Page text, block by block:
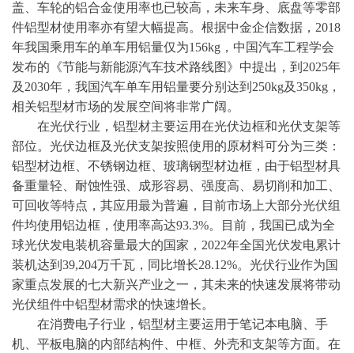
盖、车轮的铝合金使用率也已较高，未来车身、底盘等零部
件铝型材使用率亦有望大幅提高。根据中金企信数据， 2018
年我国乘用车的单车用铝量仅为156kg，中国汽车工程学会
发布的《节能与新能源汽车技术路线图》中提出，到2025年
及2030年，我国汽车单车用铝量要分别达到250kg及350kg，
相关铝型材市场的发展空间将非常广阔。
在光伏行业，铝型材主要运用在光伏边框和光伏支架等
部位。光伏边框及光伏支架按照使用的原材料可分为三类：
铝型材边框、不锈钢边框、玻璃钢型材边框，由于铝型材具
备重量轻、耐蚀性强、成形容易、强度高、易切削和加工、
可回收等特点，其应用最为普遍，目前市场上大部分光伏组
件均使用铝边框，使用率高达93.3%。目前，我国已成为全
球光伏发电装机容量最大的国家，2022年全国光伏发电累计
装机达到39,204万千瓦，同比增长28.12%。光伏行业作为国
家重点发展的七大新兴产业之一，其未来的快速发展将带动
光伏组件中铝型材需求的快速增长。
在消费电子行业，铝型材主要运用于笔记本电脑、手
机、平板电脑的内部结构件、中框、外壳和支架等方面。在